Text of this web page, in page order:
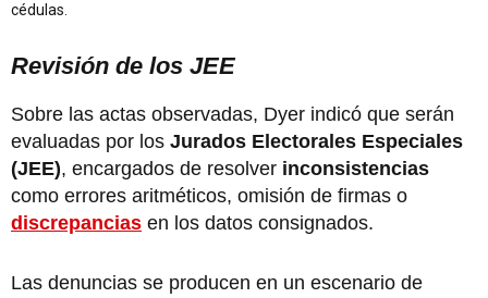
cédulas.
Revisión de los JEE
Sobre las actas observadas, Dyer indicó que serán
evaluadas por los Jurados Electorales Especiales
(JEE), encargados de resolver inconsistencias
como errores aritméticos, omisión de firmas o
discrepancias en los datos consignados.
Las denuncias se producen en un escenario de